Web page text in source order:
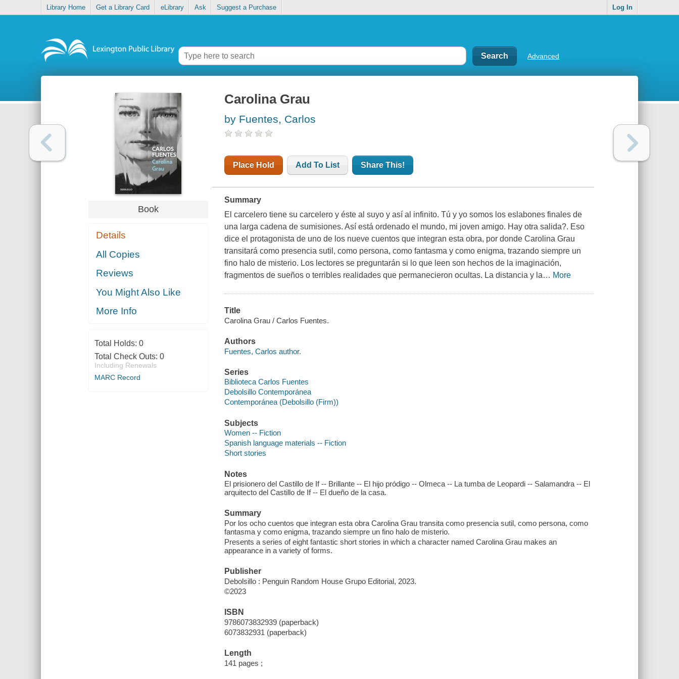
Library Home Get a Library Card eLibrary Ask Suggest a Purchase Log In
Advanced
Book
Details
All Copies
Reviews
You Might Also Like
More Info
Total Holds: 0
Total Check Outs: 0
Including Renewals
MARC Record
Carolina Grau
by Fuentes, Carlos
Place Hold Add To List Share This!
Summary
El carcelero tiene su carcelero y éste al suyo y así al infinito. Tú y yo somos los eslabones finales de
una larga cadena de sumisiones. Así está ordenado el mundo, mi joven amigo. Hay otra salida?. Eso
dice el protagonista de uno de los nueve cuentos que integran esta obra, por donde Carolina Grau
transitará como presencia sutil, como persona, como fantasma y como enigma, trazando siempre un
fino halo de misterio. Los lectores se preguntarán si lo que leen son hechos de la imaginación,
fragmentos de sueños o terribles realidades que permanecieron ocultas. La distancia y la… More
Title
Carolina Grau / Carlos Fuentes.
Authors
Fuentes, Carlos author.
Series
Biblioteca Carlos Fuentes
Debolsillo Contemporánea
Contemporánea (Debolsillo (Firm))
Subjects
Women -- Fiction
Spanish language materials -- Fiction
Short stories
Notes
El prisionero del Castillo de If -- Brillante -- El hijo pródigo -- Olmeca -- La tumba de Leopardi -- Salamandra -- El
arquitecto del Castillo de If -- El dueño de la casa.
Summary
Por los ocho cuentos que integran esta obra Carolina Grau transita como presencia sutil, como persona, como
fantasma y como enigma, trazando siempre un fino halo de misterio.
Presents a series of eight fantastic short stories in which a character named Carolina Grau makes an
appearance in a variety of forms.
Publisher
Debolsillo : Penguin Random House Grupo Editorial, 2023.
©2023
ISBN
9786073832939 (paperback)
6073832931 (paperback)
Length
141 pages ;